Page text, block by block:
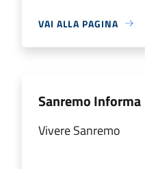
VAI ALLA PAGINA
Sanremo Informa
Vivere Sanremo